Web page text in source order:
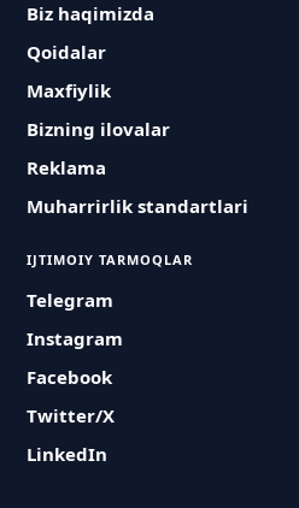
Biz haqimizda
Qoidalar
Maxfiylik
Bizning ilovalar
Reklama
Muharrirlik standartlari
IJTIMOIY TARMOQLAR
Telegram
Instagram
Facebook
Twitter/X
LinkedIn